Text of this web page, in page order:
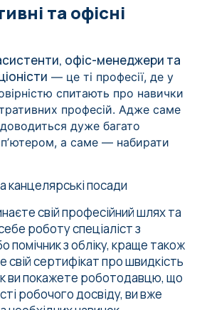
та офісні
офіс-менеджери та
— це ті професії, де у
спитають про навички
професій. Адже саме
дуже багато
а саме — набирати
канцелярські посади
свій професійний шлях та
роботу спеціаліст з
помічник з обліку, краще також
сертифікат про швидкість
ви покажете роботодавцю, що
робочого досвіду, ви вже